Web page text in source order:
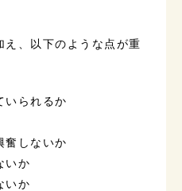
、以下のような点が重
いられるか
奮しないか
いか
いか